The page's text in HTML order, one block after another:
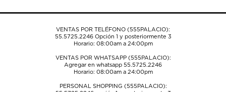
envío.envío.envío.envío.envío.
VENTAS POR TELÉFONO (555PALACIO):
55.5725.2246Opción 1 y posteriormente 3
Horario: 08:00am a 24:00pm
VENTAS POR WHATSAPP (555PALACIO):
Agregar en whatsapp 55.5725.2246
Horario: 08:00am a 24:00pm
PERSONAL SHOPPING (555PALACIO):